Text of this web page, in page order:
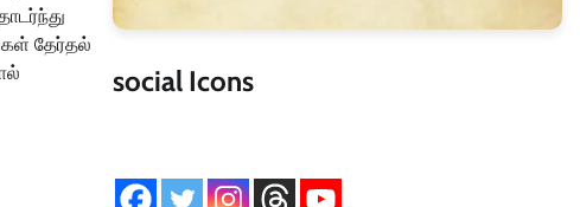
தேர்தல்
social Icons